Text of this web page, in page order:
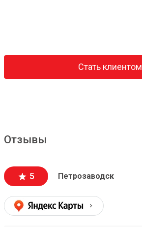
Стать клиентом
Отзывы
5 Петрозаводск